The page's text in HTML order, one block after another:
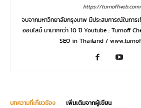
https://turnoffweb.com/
จบจากมหาวิทยาลัยกรุงเทพ มีประสบการณ์ในการ
ออนไลน์ มามากกว่า 10 ปี Youtube : Turnoff
SEO in Thailand /
บทความที่เกี่ยวข้อง เพิ่มเติมจากผู้เขียน